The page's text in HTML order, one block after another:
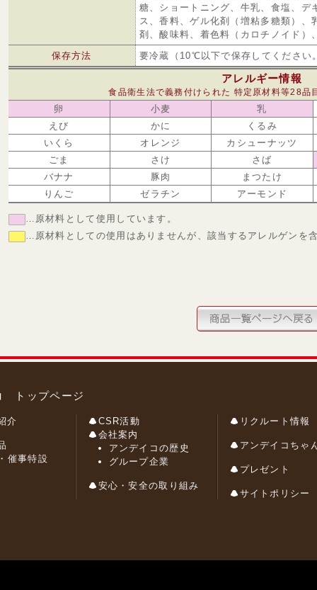
糖、ショートニング、牛乳、食塩、
ス、香料、ゲル化剤（増粘多糖類）
剤、酸味料、着色料（カロチノイド）
保存方法
要冷蔵（10℃以下で保存してください
アレルギー情報
食品衛生法で義務付けられた 特定原材料等28品
卵 小麦
乳
えび
かに
くるみ
いくら
オレンジ
カシューナッツ
ごま
さけ
さば
バナナ
豚肉
まつたけ
りんご
ゼラチン アーモンド
…原材料として使用しています。
…原材料としての使用はありませんが、該当するアレルゲンを
トップページ
介
催事特設
CSR活動
会社案内
アンデイコの歴史
グループ企業
安心・安全の取り組み
リクルート情報
アンデイコちゃ
プレゼント
サイトポリシー